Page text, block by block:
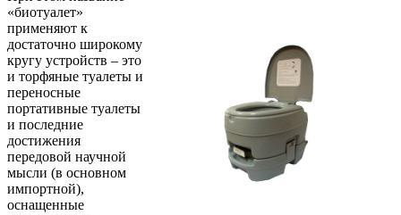
«биотуалет»
применяют к
достаточно широкому
кругу устройств – это
и торфяные туалеты и
переносные
портативные туалеты
и последние
достижения
передовой научной
мысли (в основном
импортной),
оснащенные